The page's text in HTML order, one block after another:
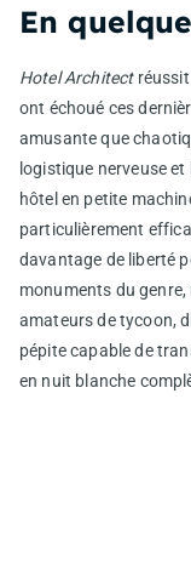
En
Hotel Architectréussit
ont échoué ces
amusante que
logistique nerveuse
hôtel en petite
particulièrement
davantage de liberté
monuments du genre,
amateurs de tycoon,
pépite capable de
en nuit blanche